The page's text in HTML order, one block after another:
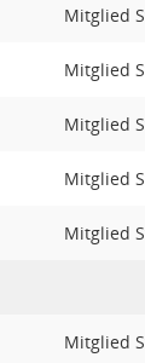
Mitglied
Mitglied
Mitglied
Mitglied
Mitglied
Mitglied